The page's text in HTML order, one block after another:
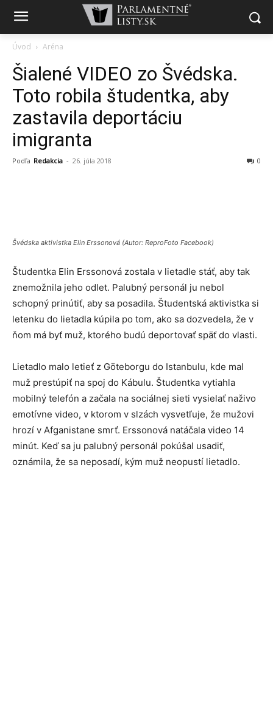
Úvod Aréna
Šialené VIDEO zo Švédska.
Toto robila študentka, aby
zastavila deportáciu
imigranta
Podľa Redakcia - 26. júla 2018 0
Švédska aktivistka Elin Erssonová (Autor: ReproFoto Facebook)
Študentka Elin Erssonová zostala v lietadle stáť, aby tak
znemožnila jeho odlet. Palubný personál ju nebol
schopný prinútiť, aby sa posadila. Študentská aktivistka si
letenku do lietadla kúpila po tom, ako sa dozvedela, že v
ňom má byť muž, ktorého budú deportovať späť do vlasti.
Lietadlo malo letieť z Göteborgu do Istanbulu, kde mal
muž prestúpiť na spoj do Kábulu. Študentka vytiahla
mobilný telefón a začala na sociálnej sieti vysielať naživo
emotívne video, v ktorom v slzách vysvetľuje, že mužovi
hrozí v Afganistane smrť. Erssonová natáčala video 14
minút. Keď sa ju palubný personál pokúšal usadiť,
oznámila, že sa neposadí, kým muž neopustí lietadlo.